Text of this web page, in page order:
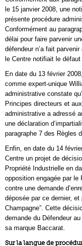
le 15 janvier 2008, une
présente procédure
Conformément au
délai pour faire parvenir
défendeur n’a fait
le Centre notifiait le défaut
En date du 13 février
comme expert-unique
administrative constate
Principes directeurs et
administrative a adressé
une déclaration
paragraphe 7 des Règles
Enfin, en date du 14
Centre un projet de
Propriété Industrielle en
opposition engagée par le
contre une demande
déposée par ce dernier,
Champagne”. Cette
demande du Défendeur
sa marque Baccarat.
Sur la langue de